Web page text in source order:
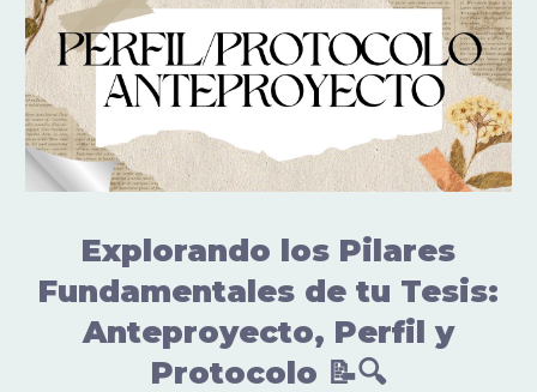
Explorando los Pilares
Fundamentales de tu Tesis:
Anteproyecto, Perfil y
Protocolo 📝🔍